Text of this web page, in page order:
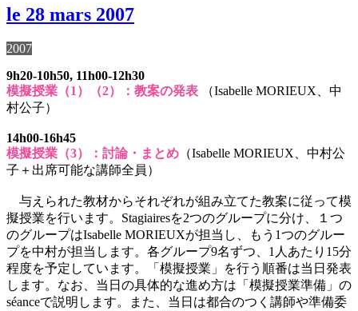
le 28 mars 2007
2007
9h20-10h50, 11h00-12h30
模擬授業（1）（2）：教案の発表 （Isabelle MORIEUX、中
村公子）
14h00-16h45
模擬授業（3）：討論・まとめ （Isabelle MORIEUX、中村公
子＋出席可能な講師全員）
与えられた教材からそれぞれが組み立てた教案に従って模
擬授業を行います。Stagiairesを2つのグループに分け、１つ
のグループはIsabelle MORIEUXが担当し、もう1つのグルー
プを中村が担当します。各グループ9名ずつ、1人あたり15分
程度を予定しています。「模擬授業」を行う順番は当日発表
します。なお、当日の具体的な進め方は「模擬授業準備」の
séanceで説明します。また、当日は都合のつく講師や準備委